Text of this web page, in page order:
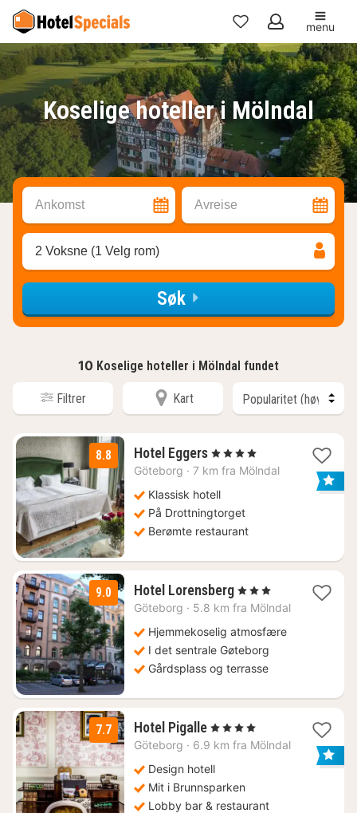
Mine
favoritter
menu
Koselige hoteller i Mölndal
Ankomst Avreise
2 Voksne (1 Velg rom)
Søk
10 Koselige hoteller i Mölndal fundet
Filtrer Kart
8.8 Hotel Eggers2
netter
1595
kr.
, 4 Stjerner
Göteborg · 7 km fra Mölndal
Klassisk hotell
På Drottningtorget
Berømte restaurant
9.0 Hotel Lorensberg3
netter
871
kr.
, 3 Stjerner
Göteborg · 5.8 km fra Mölndal
Hjemmekoselig atmosfære
I det sentrale Gøteborg
Gårdsplass og terrasse
7.7 Hotel Pigalle1
natt
1648
kr.
, 4 Stjerner
Göteborg · 6.9 km fra Mölndal
Design hotell
Mit i Brunnsparken
Lobby bar & restaurant